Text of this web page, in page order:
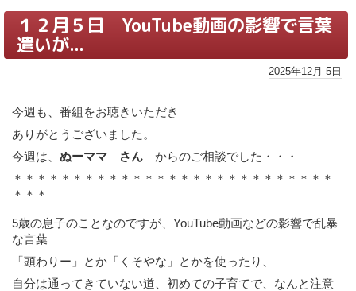
１２月５日 YouTube動画の影響で言葉
遣いが...
2025年12月 5日
今週も、番組をお聴きいただき
ありがとうございました。
今週は、ぬーママ さんからのご相談でした・・・
＊＊＊＊＊＊＊＊＊＊＊＊＊＊＊＊＊＊＊＊＊＊＊＊＊＊＊
＊＊＊
5歳の息子のことなのですが、YouTube動画などの影響で乱暴
な言葉
「頭わりー」とか「くそやな」とかを使ったり、
自分は通ってきていない道、初めての子育てで、なんと注意